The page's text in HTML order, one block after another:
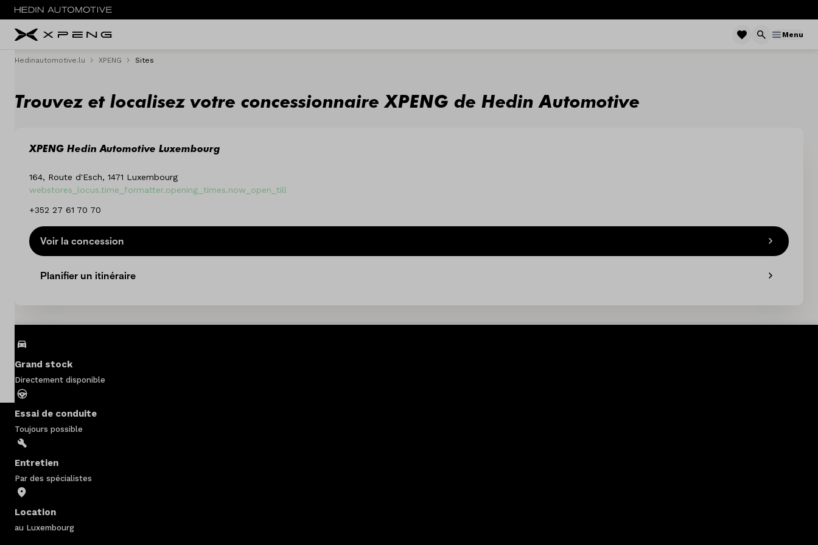
Menu
Menu
Essai routier
Sites
Contact
Pays
Langue
Hedinautomotive.lu XPENG Sites
Trouvez et localisez votre concessionnaire XPENG de Hedin Automotive
XPENG Hedin Automotive Luxembourg
164, Route d'Esch, 1471 Luxembourg
webstores_locus.time_formatter.opening_times.now_open_till
+352 27 61 70 70
Voir la concession
Planifier un itinéraire
Grand stock
Directement disponible
Essai de conduite
Toujours possible
Entretien
Par des spécialistes
Location
au Luxembourg